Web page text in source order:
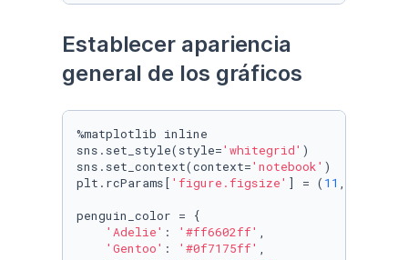
Establecer apariencia
general de los gráficos
%matplotlib inline
sns.set_style(style='whitegrid' )
sns.set_context(context='notebook' )
plt.rcParams[ 'figure.figsize' ] = ( 11 ,
penguin_color = {
'Adelie' : '#ff6602ff' ,
'Gentoo' : '#0f7175ff' ,